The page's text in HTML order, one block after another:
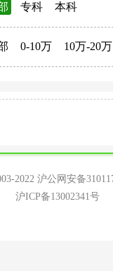
专科 本科
0-10万 10万-20万
2022 沪公网安备
沪ICP备13002341号